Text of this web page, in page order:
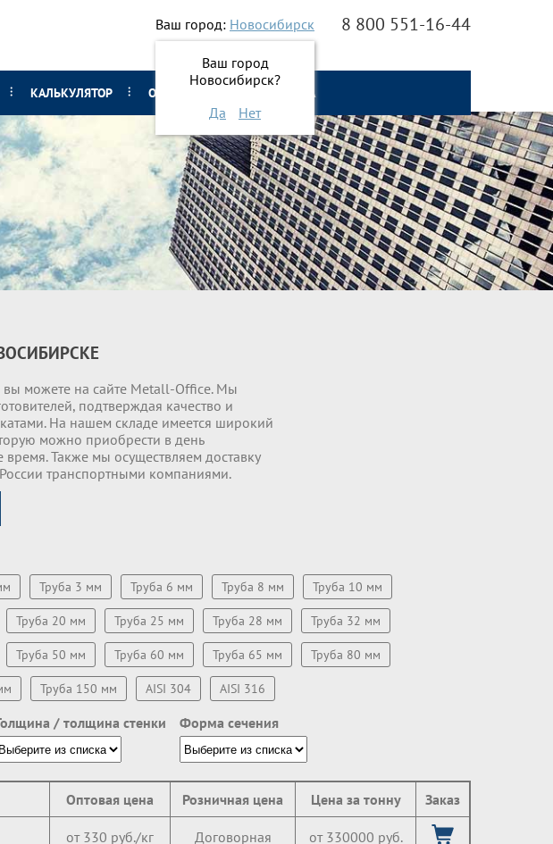
Ваш город: Новосибирск
Ваш город
Новосибирск?
Да
Нет
8 800 551-16-44
КАЛЬКУЛЯТОР О НАС ОНЛАЙН ЗАЯВКА
можете на сайте Metall-Office. Мы
подтверждая качество и
На нашем складе имеетcя широкий
можно приобрести в день
Также мы осуществляем доставку
транспортными компаниями.
Труба 3 мм Труба 6 мм Труба 8 мм Труба 10 мм
Труба 20 мм Труба 25 мм Труба 28 мм Труба 32 мм
Труба 50 мм Труба 60 мм Труба 65 мм Труба 80 мм
Труба 150 мм AISI 304 AISI 316
/ толщина стенки Форма сечения
Оптовая цена Розничная цена Цена за тонну Заказ
от 330 руб./кг Договорная от 330000 руб.